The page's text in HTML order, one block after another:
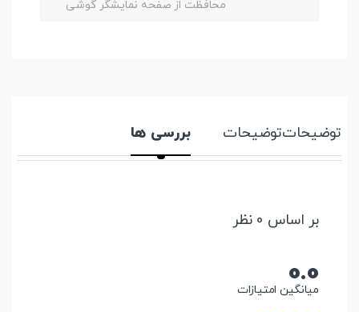
محافظت از صفحه نمایشگر گوشی
توضیحاتتوضیحات بررسی ها
بر اساس 0 نظر
0.0
میانگین امتیازات